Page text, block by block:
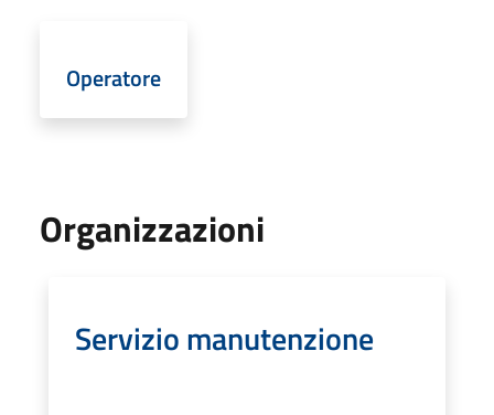
Operatore
Organizzazioni
Servizio manutenzione